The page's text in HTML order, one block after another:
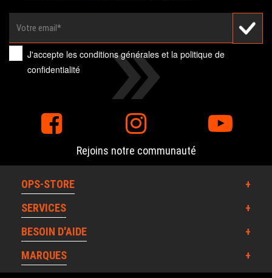
J'accepte lesconditions générales et lapolitique de
confidentialité
Rejoins notre communauté
OPS-STORE
SERVICES
BESOIN D'AIDE
MARQUES